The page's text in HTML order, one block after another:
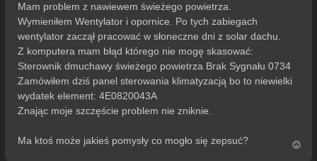
Mam problem z nawiewem świeżego powietrza.
Wymieniłem Wentylator i opornice. Po tych zabiegach
wentylator zaczął pracować w słoneczne dni z solar dachu.
Z komputera mam błąd którego nie mogę skasować:
Sterownik dmuchawy świeżego powietrza Brak Sygnału 0734
Zamówiłem dziś panel sterowania klimatyzacją bo to niewielki
wydatek element: 4E0820043A
Znając moje szczęście problem nie zniknie.
Ma ktoś może jakieś pomysły co mogło się zepsuć?